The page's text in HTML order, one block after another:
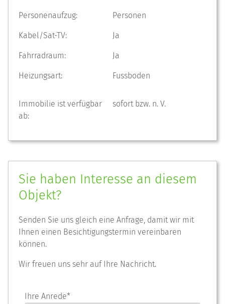
Personenaufzug: Personen
Kabel/Sat-TV: Ja
Fahrradraum: Ja
Heizungsart: Fussboden
Immobilie ist verfügbar
ab:
sofort bzw. n. V.
Sie haben Interesse an diesem
Objekt?
Senden Sie uns gleich eine Anfrage, damit wir mit
Ihnen einen Besichtigungstermin vereinbaren
können.
Wir freuen uns sehr auf Ihre Nachricht.
Ihre Anrede*